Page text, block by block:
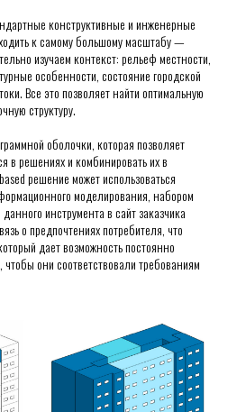
конструктивные и инженерные
к самому большому масштабу —
изучаем контекст: рельеф местности,
особенности, состояние городской
Все это позволяет найти оптимальную
структуру.
оболочки, которая позволяет
в решениях и комбинировать их в
решение может использоваться
моделирования, набором
инструмента в сайт заказчика
о предпочтениях потребителя, что
дает возможность постоянно
они соответствовали требованиям